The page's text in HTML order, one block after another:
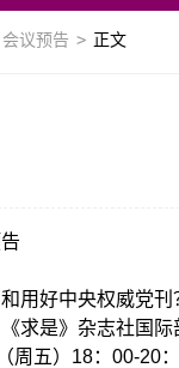
会议预告 > 正文
用好中央权威党刊
求是》杂志社国际
周五）18：00-20